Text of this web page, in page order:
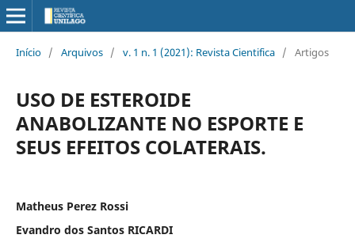
Início / Arquivos / v. 1 n. 1 (2021): Revista Cientifica / Artigos
USO DE ESTEROIDE
ANABOLIZANTE NO ESPORTE E
SEUS EFEITOS COLATERAIS.
Matheus Perez Rossi
Evandro dos Santos RICARDI